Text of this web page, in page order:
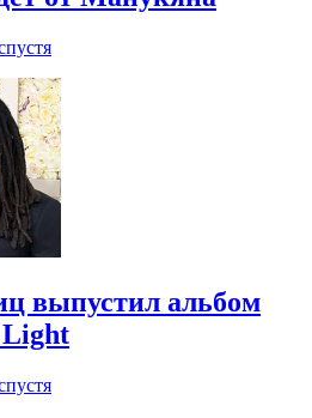
выпустил альбом